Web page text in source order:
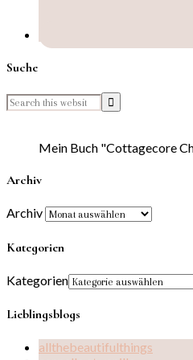
Suche
Mein Buch "Cottagecore
Archiv
Archiv
Kategorien
Kategorien
Lieblingsblogs
allthebeautifulthings